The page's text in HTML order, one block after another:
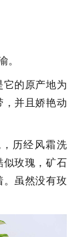
。
它的原产地为
，并且娇艳动
历经风霜洗
玫瑰，矿石
。虽然没有玫